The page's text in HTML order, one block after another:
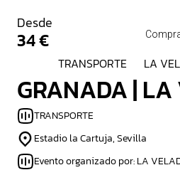
Desde
34 €
TRANSPORTE LA
GRANADA |
TRANSPORTE
Estadio la Cartuja, Sevilla
Evento organizado por: LA